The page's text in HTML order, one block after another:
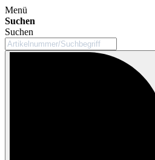
Menü
Suchen
Suchen